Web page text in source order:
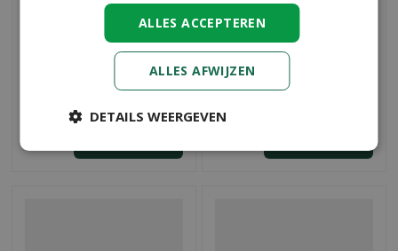
Ubbink voorgevormde
vijver Iris SIII
375,00
Ubbink voorgevormde
vijver Calmus SI
€79
ALLES ACCEPTEREN
ALLES AFWIJZEN
DETAILS WEERGEVEN